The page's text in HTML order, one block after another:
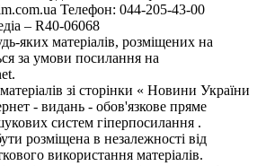
Телефон: 044-205-43-00
– R40-06068
яких матеріалів, розміщених на
за умови посилання на
зі сторінки « Новини України
- видань - обов'язкове пряме
систем гіперпосилання .
розміщена в незалежності від
використання матеріалів.